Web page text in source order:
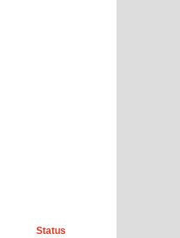
Status